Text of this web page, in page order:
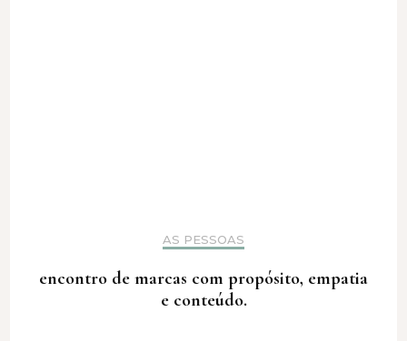
AS PESSOAS
encontro de marcas com propósito, empatia
e conteúdo.